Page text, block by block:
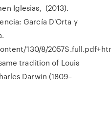
Iglesias, (2013).
García D'Orta y
130/8/
tradition of Louis
Darwin (1809–